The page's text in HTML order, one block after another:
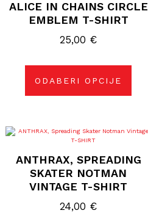
ALICE IN CHAINS CIRCLE
EMBLEM T-SHIRT
25,00 €
ODABERI OPCIJE
ima
varijanti.
se
stranici
ANTHRAX, SPREADING
SKATER NOTMAN
VINTAGE T-SHIRT
24,00 €
Ovaj
proizvod
više
Opcije
se
odabrati